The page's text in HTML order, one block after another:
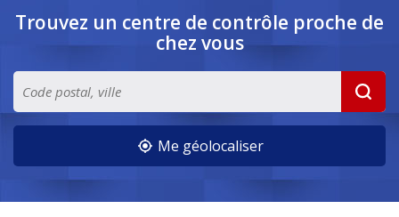
Trouvez un centre de contrôle proche de
chez vous
Me géolocaliser